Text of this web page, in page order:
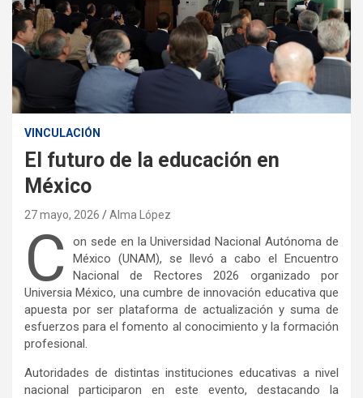
VINCULACIÓN
El futuro de la educación en
México
27 mayo, 2026 Alma López
C
on sede en la Universidad Nacional Autónoma de
México (UNAM), se llevó a cabo el Encuentro
Nacional de Rectores 2026 organizado por
Universia México, una cumbre de innovación educativa que
apuesta por ser plataforma de actualización y suma de
esfuerzos para el fomento al conocimiento y la formación
profesional.
Autoridades de distintas instituciones educativas a nivel
nacional participaron en este evento, destacando la